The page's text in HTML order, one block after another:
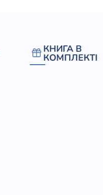
КНИГА В
КОМПЛЕКТІ